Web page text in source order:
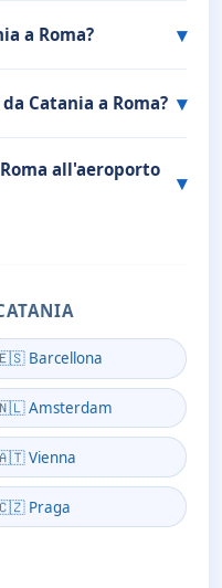
a Roma?
Catania a Roma?
all'aeroporto
Barcellona
Amsterdam
Vienna
Praga